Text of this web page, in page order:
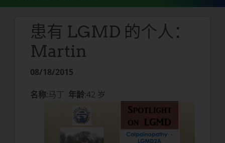
患有 LGMD 的个人：
Martin
08/18/2015
名称:马丁 年龄:42 岁